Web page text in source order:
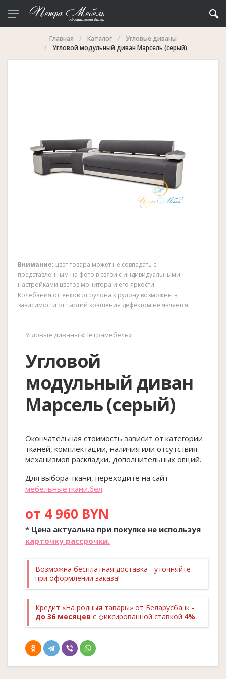
Главная Каталог
Угловые диваны
Угловой модульный диван Марсель (серый)
Внимание: цвет товара может не совпадать с
представленным на фото в связи с индивидуальными
настройками цветов монитора и его яркости.
Колебания оттенков от рулона к рулону возможны в
зависимости от партий крашения дефектом не является.
Угловые диваны «Петрамебель»
Угловой
модульный диван
Марсель (серый)
Окончательная стоимость зависит от категории
тканей, комплектации, наличия или отсутствия
механизмов раскладки, дополнительных опций.
Для выбора ткани, переходите на сайт
мебельныеткани.бел.
от 4 960 BYN
* Цена актуальна при покупке не используя
карточку рассрочки.
Возможна бесплатная доставка - уточняйте
при оформлении заказа!
Кредит «На родныя тавары» от Беларусбанк -
до 36 месяцев с фиксированной ставкой 4%